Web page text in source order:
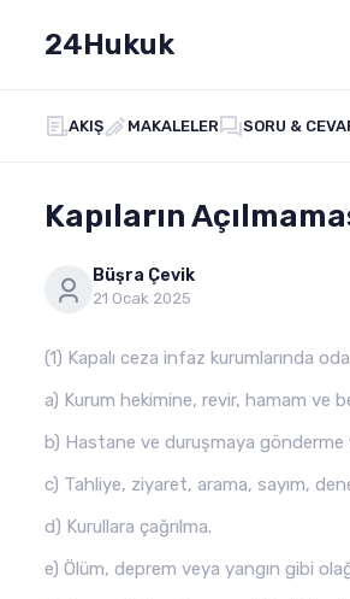
24Hukuk
AKIŞ MAKALELER SORU &
Kapıların
Büşra Çevik
21 Ocak 2025
(1) Kapalı ceza infaz kurumlarında
a) Kurum hekimine, revir, hamam ve
b) Hastane ve duruşmaya gönderme
c) Tahliye, ziyaret, arama, sayım,
d) Kurullara çağrılma.
e) Ölüm, deprem veya yangın gibi